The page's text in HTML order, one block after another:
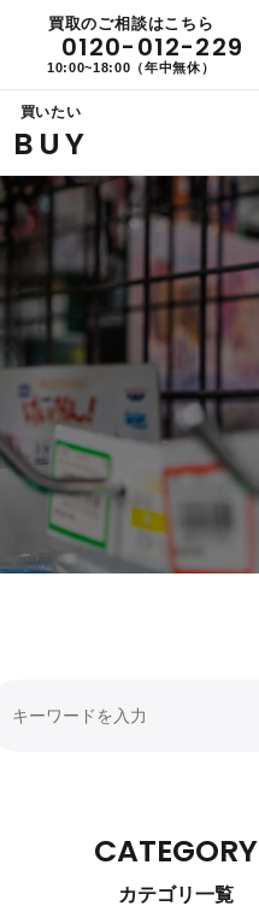
買取のご相談はこちら
0120-012-229
10:00~18:00（年中無休）
買いたい
BUY
CATEGORY
カテゴリ一覧